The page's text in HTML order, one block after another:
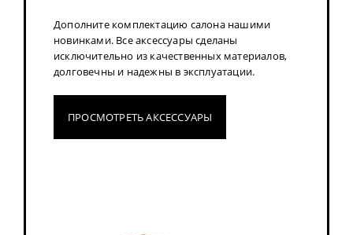
Дополните комплектацию салона нашими
новинками. Все аксессуары сделаны
исключительно из качественных материалов,
долговечны и надежны в эксплуатации.
ПРОСМОТРЕТЬ АКСЕССУАРЫ